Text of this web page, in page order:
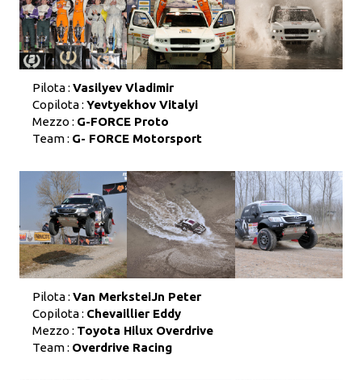
Pilota : Vasilyev Vladimir
Copilota : Yevtyekhov Vitalyi
Mezzo : G-FORCE Proto
Team : G- FORCE Motorsport
Pilota : Van MerksteiJn Peter
Copilota : Chevaillier Eddy
Mezzo : Toyota Hilux Overdrive
Team : Overdrive Racing